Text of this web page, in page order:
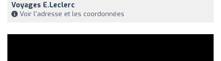
Voyages E.Leclerc
Voir l'adresse et les coordonnées